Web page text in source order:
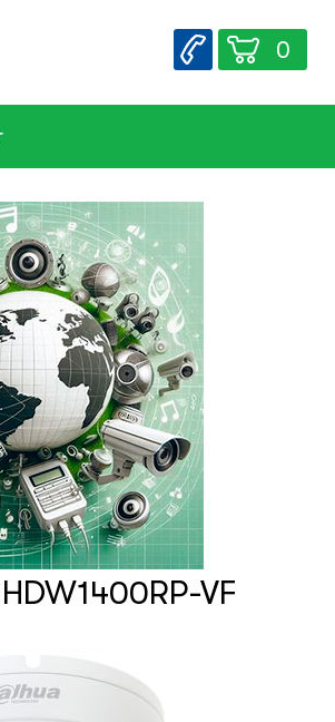
0
и монтажный
товаров от краж
посетителей
на стеллажах
фонового озвучивания
VF